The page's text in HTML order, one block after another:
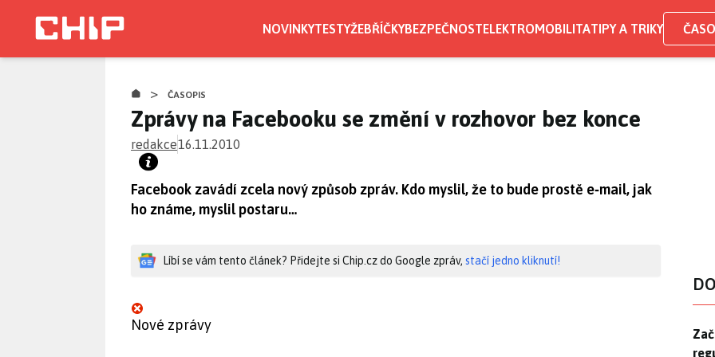
NOVINKYTESTYŽEBŘÍČKYBEZPEČNOSTELEKTROMOBILITATIPY A TRIKY
> ČASOPIS
Zprávy na Facebooku se změní v rozhovor bez konce
redakce16.11.2010
Facebook zavádí zcela nový způsob zpráv. Kdo myslil, že to bude prostě e‑mail, jak
ho známe, myslil postaru…
Líbí se vám tento článek? Přidejte si Chip.cz do Google zpráv, stačí jedno kliknutí!
Nové zprávy